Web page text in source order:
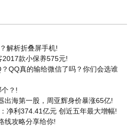
解析折叠屏手机!
款小保养575元!
QQ真的输给微信了吗？你们会选谁
？!
出海第一股，周亚辉身价暴涨65亿!
净利374.41亿元 创近五年最大增幅!
线攻略分享给你!